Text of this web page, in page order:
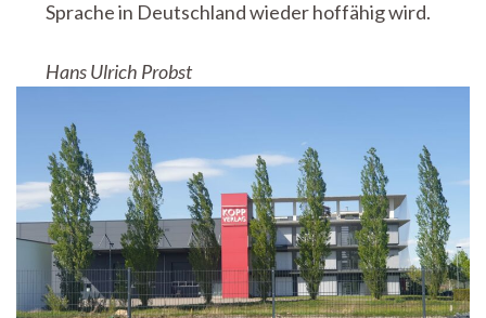
Sprache in Deutschland wieder hoffähig wird.
Hans Ulrich Probst